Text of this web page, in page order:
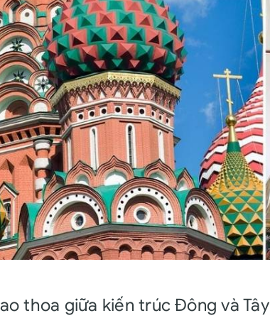
thoa giữa kiến trúc Đông và Tây